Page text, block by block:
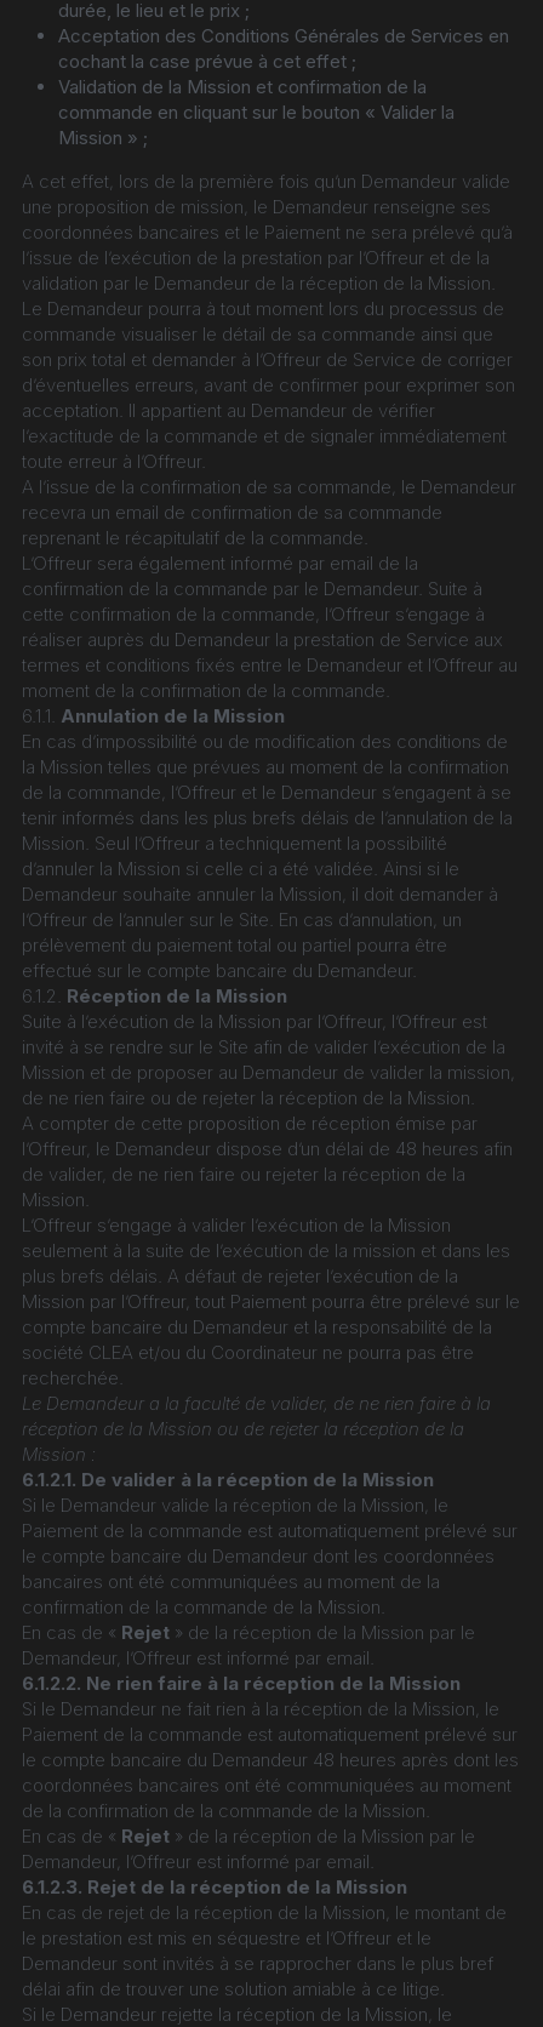
durée, le lieu et le prix ;
Acceptation des Conditions Générales de Services en
cochant la case prévue à cet effet ;
Validation de la Mission et confirmation de la
commande en cliquant sur le bouton « Valider la
Mission » ;
A cet effet, lors de la première fois qu’un Demandeur valide
une proposition de mission, le Demandeur renseigne ses
coordonnées bancaires et le Paiement ne sera prélevé qu’à
l’issue de l’exécution de la prestation par l’Offreur et de la
validation par le Demandeur de la réception de la Mission.
Le Demandeur pourra à tout moment lors du processus de
commande visualiser le détail de sa commande ainsi que
son prix total et demander à l’Offreur de Service de corriger
d’éventuelles erreurs, avant de confirmer pour exprimer son
acceptation. Il appartient au Demandeur de vérifier
l’exactitude de la commande et de signaler immédiatement
toute erreur à l’Offreur.
A l’issue de la confirmation de sa commande, le Demandeur
recevra un email de confirmation de sa commande
reprenant le récapitulatif de la commande.
L’Offreur sera également informé par email de la
confirmation de la commande par le Demandeur. Suite à
cette confirmation de la commande, l’Offreur s’engage à
réaliser auprès du Demandeur la prestation de Service aux
termes et conditions fixés entre le Demandeur et l’Offreur au
moment de la confirmation de la commande.
6.1.1. Annulation de la Mission
En cas d’impossibilité ou de modification des conditions de
la Mission telles que prévues au moment de la confirmation
de la commande, l’Offreur et le Demandeur s’engagent à se
tenir informés dans les plus brefs délais de l’annulation de la
Mission. Seul l’Offreur a techniquement la possibilité
d’annuler la Mission si celle ci a été validée. Ainsi si le
Demandeur souhaite annuler la Mission, il doit demander à
l’Offreur de l’annuler sur le Site. En cas d’annulation, un
prélèvement du paiement total ou partiel pourra être
effectué sur le compte bancaire du Demandeur.
6.1.2. Réception de la Mission
Suite à l’exécution de la Mission par l’Offreur, l’Offreur est
invité à se rendre sur le Site afin de valider l’exécution de la
Mission et de proposer au Demandeur de valider la mission,
de ne rien faire ou de rejeter la réception de la Mission.
A compter de cette proposition de réception émise par
l’Offreur, le Demandeur dispose d’un délai de 48 heures afin
de valider, de ne rien faire ou rejeter la réception de la
Mission.
L’Offreur s’engage à valider l’exécution de la Mission
seulement à la suite de l’exécution de la mission et dans les
plus brefs délais. A défaut de rejeter l’exécution de la
Mission par l’Offreur, tout Paiement pourra être prélevé sur le
compte bancaire du Demandeur et la responsabilité de la
société CLEA et/ou du Coordinateur ne pourra pas être
recherchée.
Le Demandeur a la faculté de valider, de ne rien faire à la
réception de la Mission ou de rejeter la réception de la
Mission :
6.1.2.1. De valider à la réception de la Mission
Si le Demandeur valide la réception de la Mission, le
Paiement de la commande est automatiquement prélevé sur
le compte bancaire du Demandeur dont les coordonnées
bancaires ont été communiquées au moment de la
confirmation de la commande de la Mission.
En cas de « Rejet » de la réception de la Mission par le
Demandeur, l’Offreur est informé par email.
6.1.2.2. Ne rien faire à la réception de la Mission
Si le Demandeur ne fait rien à la réception de la Mission, le
Paiement de la commande est automatiquement prélevé sur
le compte bancaire du Demandeur 48 heures après dont les
coordonnées bancaires ont été communiquées au moment
de la confirmation de la commande de la Mission.
En cas de « Rejet » de la réception de la Mission par le
Demandeur, l’Offreur est informé par email.
6.1.2.3. Rejet de la réception de la Mission
En cas de rejet de la réception de la Mission, le montant de
le prestation est mis en séquestre et l’Offreur et le
Demandeur sont invités à se rapprocher dans le plus bref
délai afin de trouver une solution amiable à ce litige.
Si le Demandeur rejette la réception de la Mission, le